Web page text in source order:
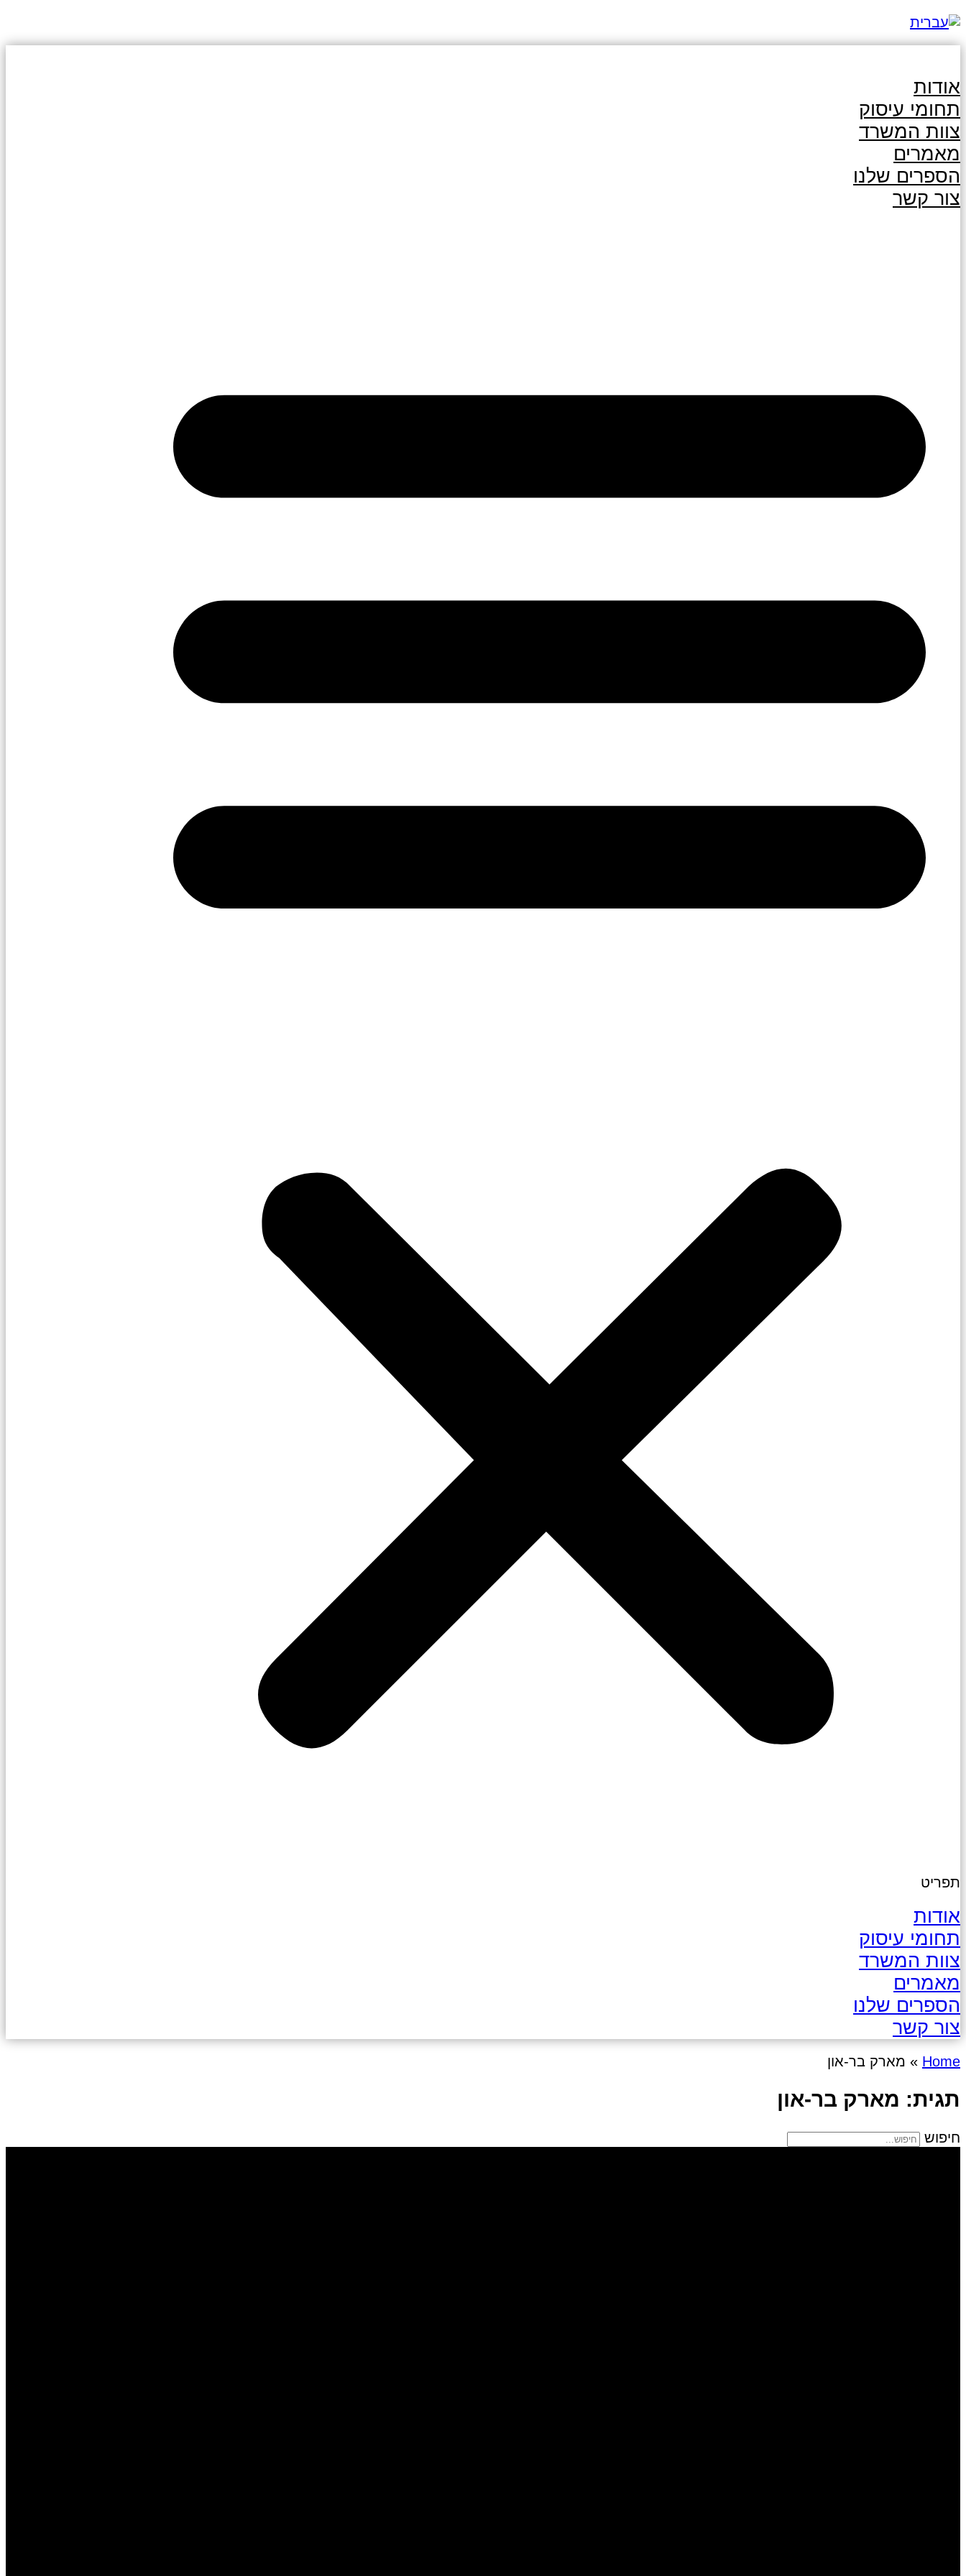
אודות
תחומי עיסוק
צוות המשרד
מאמרים
הספרים שלנו
צור קשר
תפריט
אודות
תחומי עיסוק
צוות המשרד
מאמרים
הספרים שלנו
צור קשר
Home
» מארק בר-און
תגית: מארק בר-און
חיפוש